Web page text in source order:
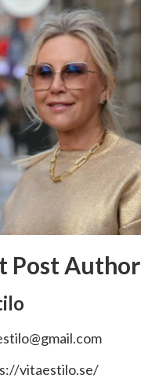
Post Author
vitaestilo.se/